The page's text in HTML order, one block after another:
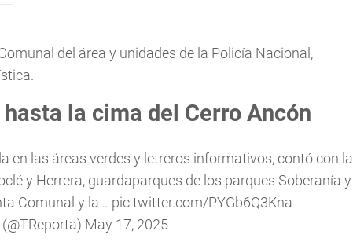
del área y unidades de la Policía Nacional,
la cima del Cerro Ancón
en las áreas verdes y letreros informativos, contó con la
y Herrera, guardaparques de los parques Soberanía y
Comunal y la… pic.twitter.com/PYGb6Q3Kna
May 17, 2025